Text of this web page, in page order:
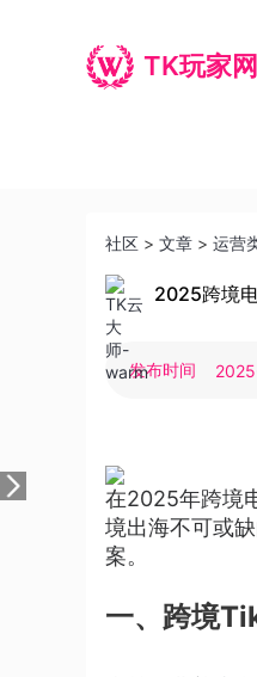
TK玩家网
社区 > 文章 > 运营
2025跨境
发布时间
在2025年跨境
境出海不可或
案。
一、跨境